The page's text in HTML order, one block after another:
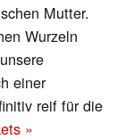
Mutter.
Wurzeln
einer
reif für die
»